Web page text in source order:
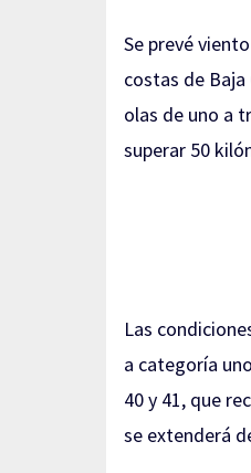
Se prevé
costas de
olas de uno a
superar 50
Las
a categoría
40 y 41, que
se extenderá